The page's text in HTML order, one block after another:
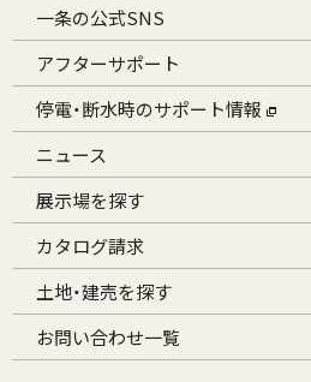
一条の公式SNS
アフターサポート
停電・断水時のサポート情報
ニュース
展示場を探す
カタログ請求
土地・建売を探す
お問い合わせ一覧